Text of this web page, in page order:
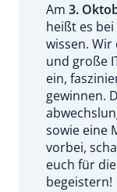
Am 3.
heißt es
wissen.
und große
ein,
gewinnen.
sowie eine
vorbei,
euch für
begeistern!